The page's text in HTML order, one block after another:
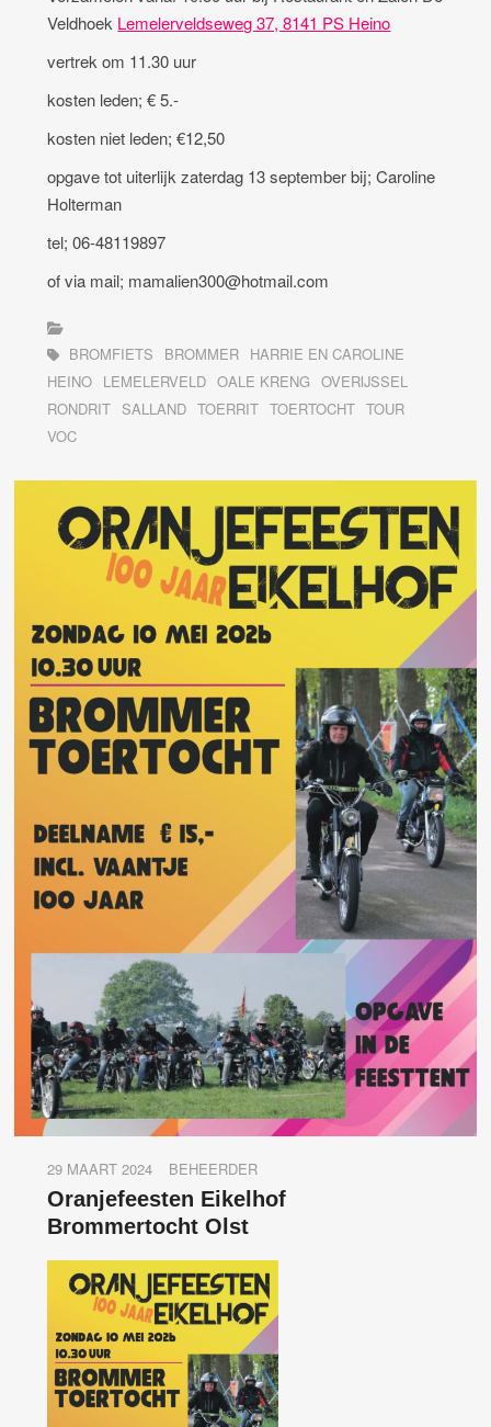
Veldhoek Lemelerveldseweg 37, 8141 PS Heino
vertrek om 11.30 uur
kosten leden; € 5.-
kosten niet leden; €12,50
opgave tot uiterlijk zaterdag 13 september bij; Caroline
Holterman
tel; 06-48119897
of via mail; mamalien300@hotmail.com
BROMFIETS BROMMER HARRIE EN CAROLINE
HEINO LEMELERVELD OALE KRENG
OVERIJSSEL
RONDRIT SALLAND TOERRIT TOERTOCHT TOUR
VOC
29 MAART 2024 BEHEERDER
Oranjefeesten Eikelhof
Brommertocht Olst